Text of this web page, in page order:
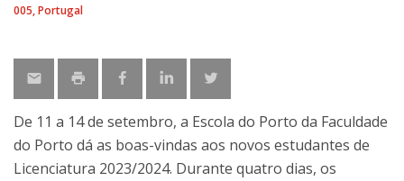
005 Portugal
De 11 a 14 de setembro, a Escola do Porto da Faculdade
do Porto dá as boas-vindas aos novos estudantes de
Licenciatura 2023/2024. Durante quatro dias, os